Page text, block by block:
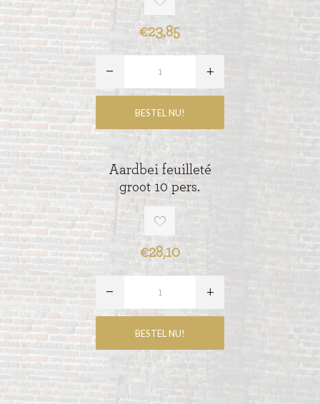
€23,85
Aardbei feuilleté
groot 10 pers.
€28,10